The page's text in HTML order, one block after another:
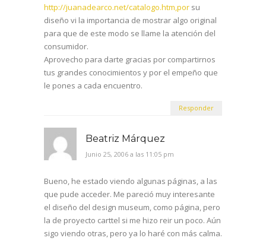
http://juanadearco.net/catalogo.htm,por su
diseño vi la importancia de mostrar algo original
para que de este modo se llame la atención del
consumidor.
Aprovecho para darte gracias por compartirnos
tus grandes conocimientos y por el empeño que
le pones a cada encuentro.
Responder
Beatriz Márquez
Junio 25, 2006 a las 11:05 pm
Bueno, he estado viendo algunas páginas, a las
que pude acceder. Me pareció muy interesante
el diseño del design museum, como página, pero
la de proyecto carttel si me hizo reir un poco. Aún
sigo viendo otras, pero ya lo haré con más calma.